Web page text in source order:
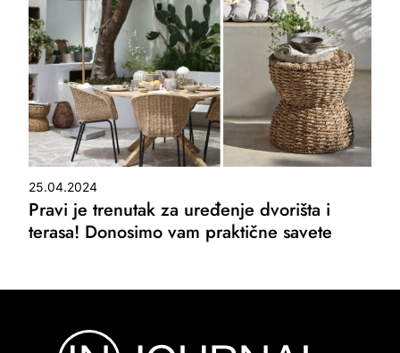
25.04.2024
Pravi je trenutak za uređenje dvorišta i
terasa! Donosimo vam praktične savete